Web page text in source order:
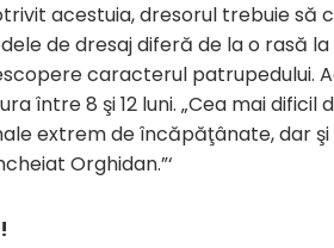
acestuia, dresorul trebuie să
de dresaj diferă de la o rasă
caracterul patrupedului.
între 8 şi 12 luni. „Cea mai
extrem de încăpăţânate, dar
Orghidan.”‘